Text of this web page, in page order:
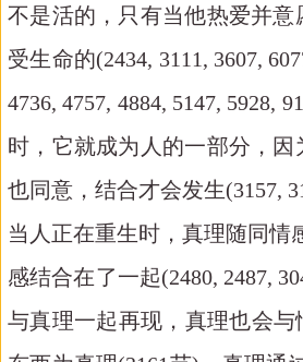
不是活的，只有当他热爱并
受生命的(2434, 3111, 3607,
4736, 4757, 4884, 5147,
时，它就成为人的一部分，
也同意，结合才会发生(3157,
当人正在重生时，真理随同
感结合在了一起(2480, 2487,
与真理一起再现，真理也会与